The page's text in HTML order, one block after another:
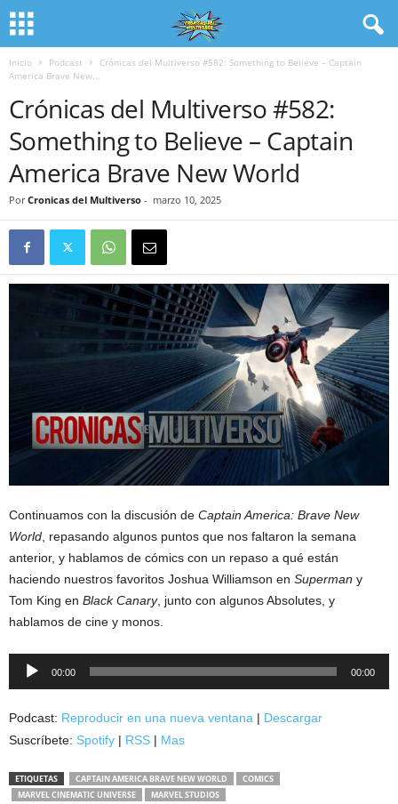
Inicio Podcast
Crónicas del Multiverso #582: Something to Believe – Captain
America Brave New...
Crónicas del Multiverso #582:
Something to Believe – Captain
America Brave New World
Por Cronicas del Multiverso - marzo 10, 2025
Continuamos con la discusión de Captain America: Brave New
World , repasando algunos puntos que nos faltaron la semana
anterior, y hablamos de cómics con un repaso a qué están
haciendo nuestros favoritos Joshua Williamson en Superman y
Tom King en Black Canary, junto con algunos Absolutes, y
hablamos de cine y monos.
Reproductor
00:00 00:00
Podcast: Reproducir en una nueva ventana | Descargar
Suscríbete: Spotify | RSS | Mas
ETIQUETAS CAPTAIN AMERICA BRAVE NEW WORLD
COMICS
MARVEL CINEMATIC UNIVERSE
MARVEL STUDIOS